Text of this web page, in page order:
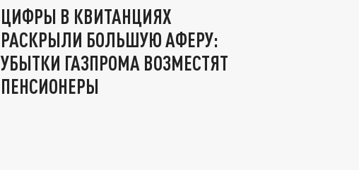
ЦИФРЫ В КВИТАНЦИЯХ
РАСКРЫЛИ БОЛЬШУЮ АФЕРУ:
УБЫТКИ ГАЗПРОМА ВОЗМЕСТЯТ
ПЕНСИОНЕРЫ